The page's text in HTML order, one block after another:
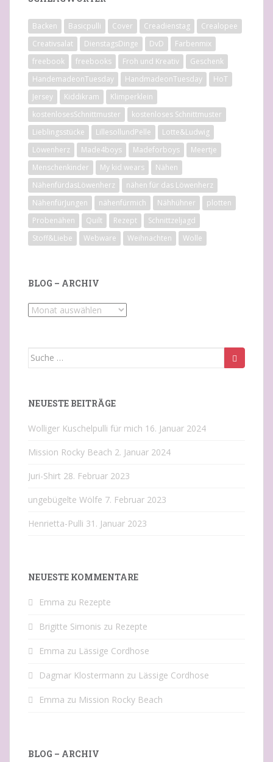
Backen Basicpulli Cover Creadienstag
Crealopee
Creativsalat
DienstagsDinge DvD
Farbenmix
freebook
freebooks Froh und Kreativ
Geschenk
HandemadeonTuesday
HandmadeonTuesday
HoT
Jersey
Kiddikram
Klimperklein
kostenlosesSchnittmuster
kostenloses Schnittmuster
Lieblingsstücke
LillesollundPelle
Lotte&Ludwig
Löwenherz
Made4boys Madeforboys
Meertje
Menschenkinder
My kid wears
Nähen
NähenfürdasLöwenherz
nähen für das Löwenherz
NähenfürJungen
nähenfürmich Nähhühner
plotten
Probenähen
Quilt Rezept
Schnittzeljagd
Stoff&Liebe
Webware Weihnachten Wolle
BLOG – ARCHIV
Blog
Suche
NEUESTE BEITRÄGE
Wolliger Kuschelpulli für mich 16. Januar 2024
Mission Rocky Beach 2. Januar 2024
Juri-Shirt 28. Februar 2023
ungebügelte Wölfe 7. Februar 2023
Henrietta-Pulli 31. Januar 2023
NEUESTE KOMMENTARE
Emma zu Rezepte
Brigitte Simonis zu Rezepte
Emma zu Lässige Cordhose
Dagmar Klostermann zu Lässige Cordhose
Emma zu Mission Rocky Beach
BLOG – ARCHIV